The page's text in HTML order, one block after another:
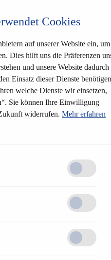
Schließsystem
Cookies
auf unserer Website ein,
Dies hilft uns die Präferenzen
und unsere Website dadurch
Einsatz dieser Dienste
welche Dienste wir einsetzen,
Sie können Ihre Einwilligung
widerrufen. Mehr erfahren